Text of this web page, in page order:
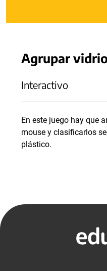
Agrupar
Interactivo
En este juego hay que
mouse y clasificarlos
plástico.